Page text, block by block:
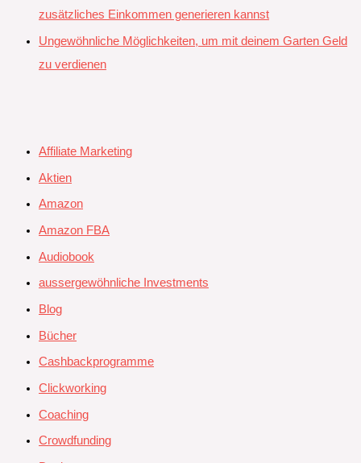
zusätzliches Einkommen generieren kannst
Ungewöhnliche Möglichkeiten, um mit deinem Garten Geld
zu verdienen
Affiliate Marketing
Aktien
Amazon
Amazon FBA
Audiobook
aussergewöhnliche Investments
Blog
Bücher
Cashbackprogramme
Clickworking
Coaching
Crowdfunding